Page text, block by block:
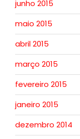
junho 2015
maio 2015
abril 2015
março 2015
fevereiro 2015
janeiro 2015
dezembro 2014